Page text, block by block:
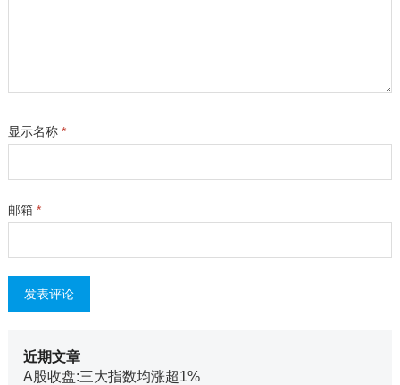
显示名称 *
邮箱 *
近期文章
A股收盘:三大指数均涨超1%